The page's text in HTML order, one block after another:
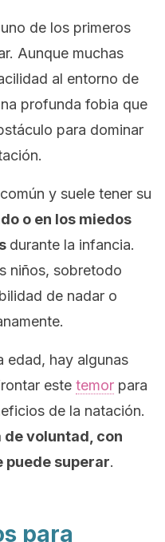
de los primeros
Aunque muchas
al entorno de
profunda fobia que
para dominar
y suele tener su
o en los miedos
durante la infancia.
niños, sobretodo
de nadar o
edad, hay algunas
este temor para
de la natación.
de voluntad, con
puede superar.
para